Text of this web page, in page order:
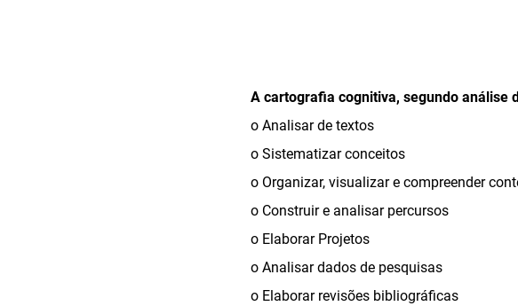
A cartografia cognitiva, segundo análise
o Analisar de textos
o Sistematizar conceitos
o Organizar, visualizar e compreender
o Construir e analisar percursos
o Elaborar Projetos
o Analisar dados de pesquisas
o Elaborar revisões bibliográficas